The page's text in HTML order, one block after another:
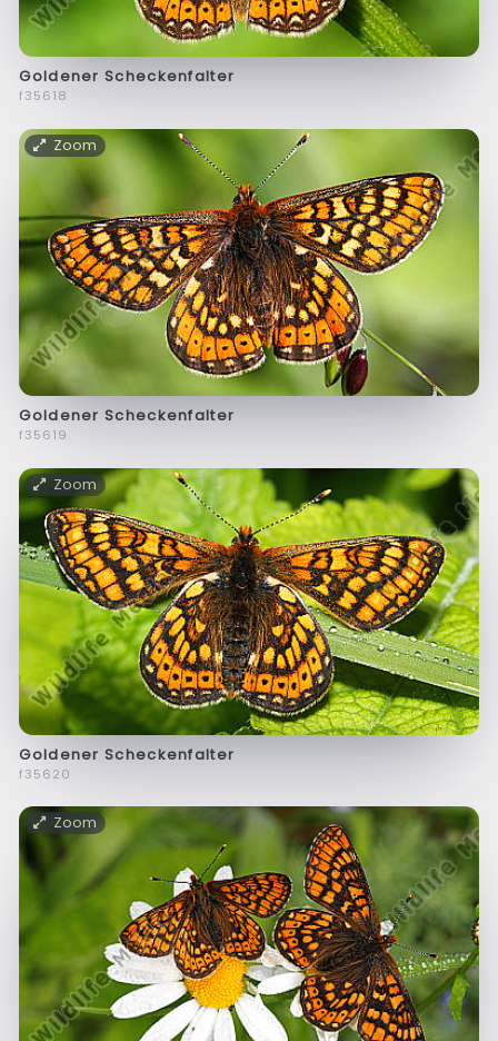
Goldener Scheckenfalter
f35618
Zoom
Goldener Scheckenfalter
f35619
Zoom
Goldener Scheckenfalter
f35620
Zoom